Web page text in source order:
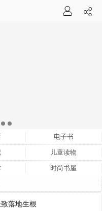
电子书
儿童读物
时尚书屋
落地生根